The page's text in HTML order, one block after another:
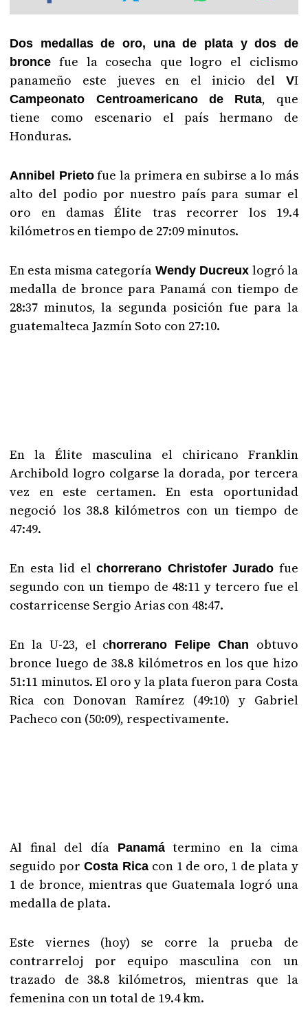
Dos medallas de oro, una de plata y dos de
bronce fue la cosecha que logro el ciclismo
panameño este jueves en el inicio del
VI
Campeonato Centroamericano de Ruta, que
tiene como escenario el país hermano de
Honduras.
Annibel Prietofue la primera en subirse a lo más
alto del podio por nuestro país para sumar el
oro en damas Élite tras recorrer los 19.4
kilómetros en tiempo de 27:09 minutos.
En esta misma categoría Wendy Ducreux logró la
medalla de bronce para Panamá con tiempo de
28:37 minutos, la segunda posición fue para la
guatemalteca Jazmín Soto con 27:10.
En la Élite masculina el chiricano Franklin
Archibold logro colgarse la dorada, por tercera
vez en este certamen. En esta oportunidad
negoció los 38.8 kilómetros con un tiempo de
47:49.
En esta lid elchorrerano Christofer Jurado fue
segundo con un tiempo de 48:11 y tercero fue el
costarricense Sergio Arias con 48:47.
En la U-23, el chorrerano Felipe Chan obtuvo
bronce luego de 38.8 kilómetros en los que hizo
51:11 minutos. El oro y la plata fueron para Costa
Rica con Donovan Ramírez (49:10) y Gabriel
Pacheco con (50:09), respectivamente.
Al final del díaPanamá termino en la cima
seguido por Costa Rica con 1 de oro, 1 de plata y
1 de bronce, mientras que Guatemala logró una
medalla de plata.
Este viernes (hoy) se corre la prueba de
contrarreloj por equipo masculina con un
trazado de 38.8 kilómetros, mientras que la
femenina con un total de 19.4 km.